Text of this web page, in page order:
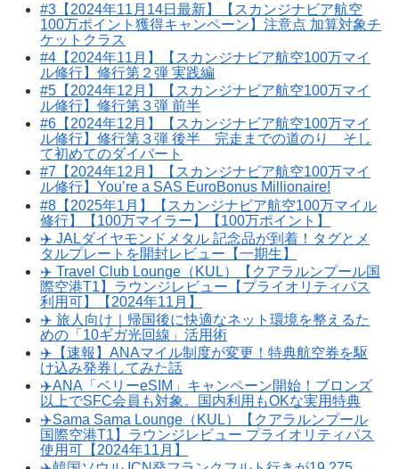
#3【2024年11月14日最新】【スカンジナビア航空
100万ポイント獲得キャンペーン】注意点 加算対象チ
ケットクラス
#4【2024年11月】【スカンジナビア航空100万マイ
ル修行】修行第２弾 実践編
#5【2024年12月】【スカンジナビア航空100万マイ
ル修行】修行第３弾 前半
#6【2024年12月】【スカンジナビア航空100万マイ
ル修行】修行第３弾 後半 完走までの道のり そし
て初めてのダイバート
#7【2024年12月】【スカンジナビア航空100万マイ
ル修行】You’re a SAS EuroBonus Millionaire!
#8【2025年1月】【スカンジナビア航空100万マイル
修行】【100万マイラー】【100万ポイント】
✈️ JALダイヤモンドメタル 記念品が到着！タグとメ
タルプレートを開封レビュー【一期生】
✈️ Travel Club Lounge（KUL）【クアラルンプール国
際空港T1】ラウンジレビュー【プライオリティパス
利用可】【2024年11月】
✈️ 旅人向け｜帰国後に快適なネット環境を整えるた
めの「10ギガ光回線」活用術
✈️【速報】ANAマイル制度が変更！特典航空券を駆
け込み発券してみた話
✈️ANA「ベリーeSIM」キャンペーン開始！ブロンズ
以上でSFC会員も対象。国内利用もOKな実用特典
✈️Sama Sama Lounge（KUL）【クアラルンプール
国際空港T1】ラウンジレビュー プライオリティパス
使用可【2024年11月】